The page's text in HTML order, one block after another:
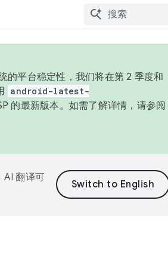
的平台稳定性，我们将在第 2 季度和
android-latest-
的最新版本。如需了解详情，请参阅
AI 翻译可